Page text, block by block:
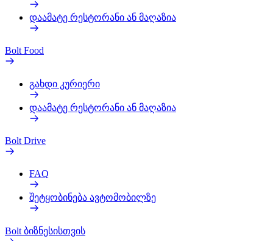
დაამატე რესტორანი ან მაღაზია
Bolt Food
გახდი კურიერი
დაამატე რესტორანი ან მაღაზია
Bolt Drive
FAQ
შეტყობინება ავტომობილზე
Bolt ბიზნესისთვის